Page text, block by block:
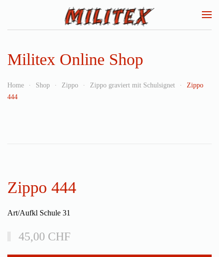
Zum Hauptinhalt springen
Militex Online Shop
Home Shop Zippo Zippo graviert mit Schulsignet
Zippo
444
Zippo 444
Art/Aufkl Schule 31
45,00 CHF